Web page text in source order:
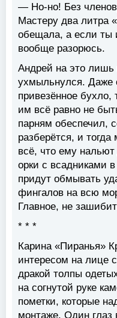
— Но-но! Без
Мастеру два литра
обещала, а если ты
вообще разорюсь.
Андрей на это
ухмыльнулся. Даже
привезённое
им всё равно не
парням обеспечил,
разберётся, и
всё, что ему
орки с всадниками
придут обмывать
фингалов на всю
Главное, не
* * *
Карина «Пиранья»
интересом на лице
дракой толпы
на согнутой руке
пометки, которые
монтаже. Один